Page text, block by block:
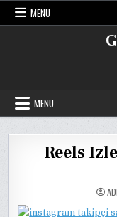
Skip
MENU
MENU
Reels